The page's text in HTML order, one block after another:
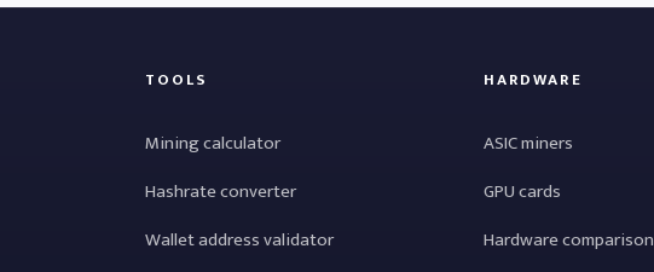
TOOLS
Mining calculator
Hashrate converter
Wallet address validator
HARDWARE
ASIC miners
GPU cards
Hardware comparison